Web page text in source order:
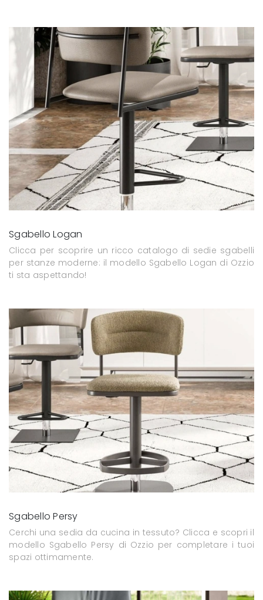
Sgabello Logan
Clicca per scoprire un ricco catalogo di sedie sgabelli
per stanze moderne: il modello Sgabello Logan di Ozzio
ti sta aspettando!
Sgabello Persy
Cerchi una sedia da cucina in tessuto? Clicca e scopri il
modello Sgabello Persy di Ozzio per completare i tuoi
spazi ottimamente.